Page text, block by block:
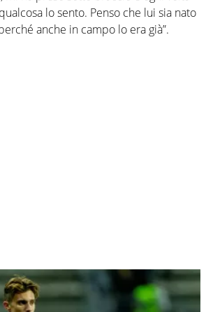
lo sento. Penso che lui sia nato
anche in campo lo era già”.